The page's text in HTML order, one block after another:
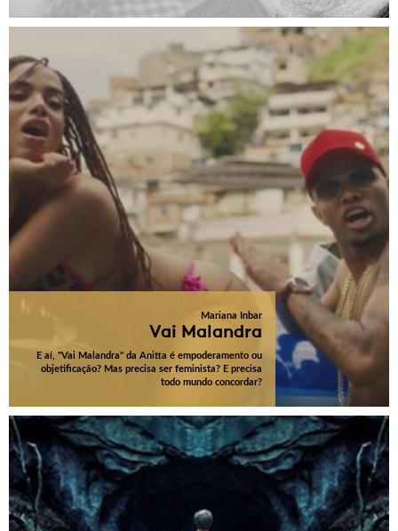
Mariana Inbar
Vai Malandra
E aí, "Vai Malandra" da Anitta é empoderamento ou
objetificação? Mas precisa ser feminista? E precisa
todo mundo concordar?